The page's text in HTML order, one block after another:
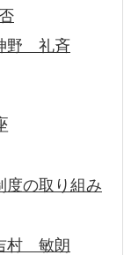
野 礼斉
の取り組み
村 敏朗